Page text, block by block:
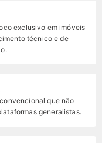
exclusivo em imóveis
técnico e de
que não
generalistas.